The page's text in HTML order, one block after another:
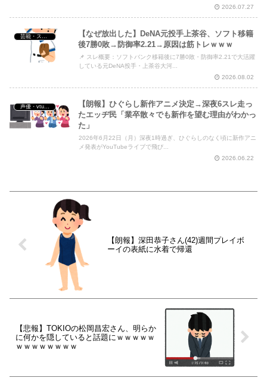
2026.07.27
【なぜ放出した】DeNA元投手上茶谷、ソフト移籍
後7勝0敗→防御率2.21→原因は筋トレｗｗｗ
📌 スレ概要：ソフトバンク移籍後に7勝0敗・防御率2.21で大活躍
している元DeNA投手・上茶谷大河...
2026.08.02
【朗報】ひぐらし新作アニメ決定→深夜6スレ走っ
たエッヂ民「業卒散々でも新作を望む理由がわかっ
た」
2026年6月22日（月）深夜1時過ぎ、ひぐらしのなく頃に新作アニ
メ発表がYouTubeライブで飛び...
2026.06.22
【朗報】深田恭子さん(42)週間プレイボ
ーイの表紙に水着で帰還
【悲報】TOKIOの松岡昌宏さん、明らか
に何かを隠していると話題にｗｗｗｗｗ
ｗｗｗｗｗｗｗｗ